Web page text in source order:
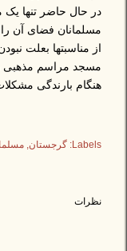
در حال حاضر تنها
مسلمانان فضای آن
از مناسبتها بعلت
مسجد مراسم مذهبی
هنگام بارندگی
Labels: گرجستان
نظرات